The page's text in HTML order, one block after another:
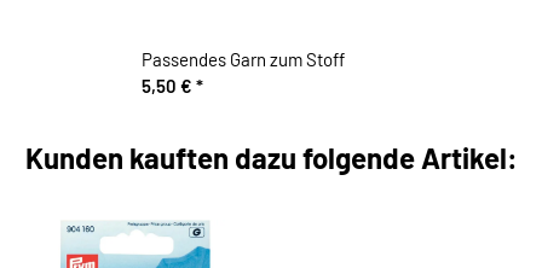
Passendes Garn zum Stoff
5,50 € *
Kunden kauften dazu folgende Artikel: